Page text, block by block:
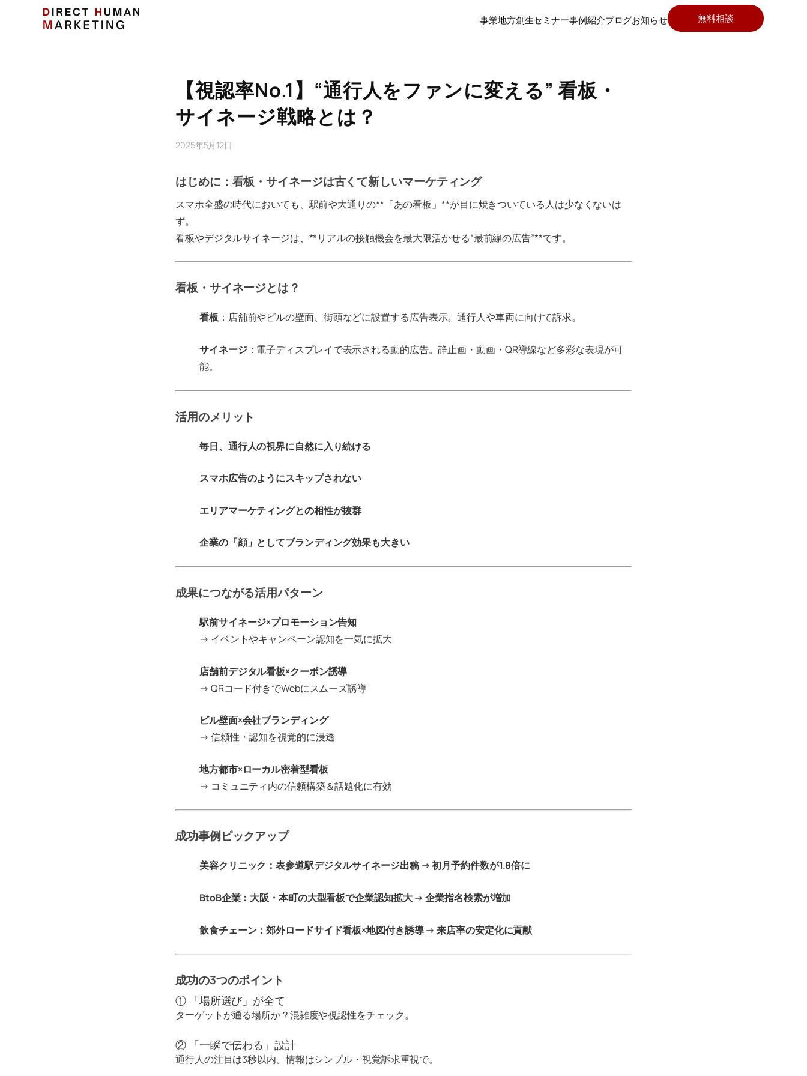
事業地方創生セミナー事例紹介ブログお知らせ 無料相談
【視認率No.1】“通行人をファンに変える” 看板・
サイネージ戦略とは？
2025年5月12日
はじめに：看板・サイネージは古くて新しいマーケティング
スマホ全盛の時代においても、駅前や大通りの**「あの看板」**が目に焼きついている人は少なくないは
ず。
看板やデジタルサイネージは、**リアルの接触機会を最大限活かせる“最前線の広告”**です。
看板・サイネージとは？
看板：店舗前やビルの壁面、街頭などに設置する広告表示。通行人や車両に向けて訴求。
サイネージ：電子ディスプレイで表示される動的広告。静止画・動画・QR導線など多彩な表現が可
能。
活用のメリット
毎日、通行人の視界に自然に入り続ける
スマホ広告のようにスキップされない
エリアマーケティングとの相性が抜群
企業の「顔」としてブランディング効果も大きい
成果につながる活用パターン
駅前サイネージ×プロモーション告知
→ イベントやキャンペーン認知を一気に拡大
店舗前デジタル看板×クーポン誘導
→ QRコード付きでWebにスムーズ誘導
ビル壁面×会社ブランディング
→ 信頼性・認知を視覚的に浸透
地方都市×ローカル密着型看板
→ コミュニティ内の信頼構築＆話題化に有効
成功事例ピックアップ
美容クリニック：表参道駅デジタルサイネージ出稿 → 初月予約件数が1.8倍に
BtoB企業：大阪・本町の大型看板で企業認知拡大 → 企業指名検索が増加
飲食チェーン：郊外ロードサイド看板×地図付き誘導 → 来店率の安定化に貢献
成功の3つのポイント
① 「場所選び」が全て
ターゲットが通る場所か？混雑度や視認性をチェック。
② 「一瞬で伝わる」設計
通行人の注目は3秒以内。情報はシンプル・視覚訴求重視で。